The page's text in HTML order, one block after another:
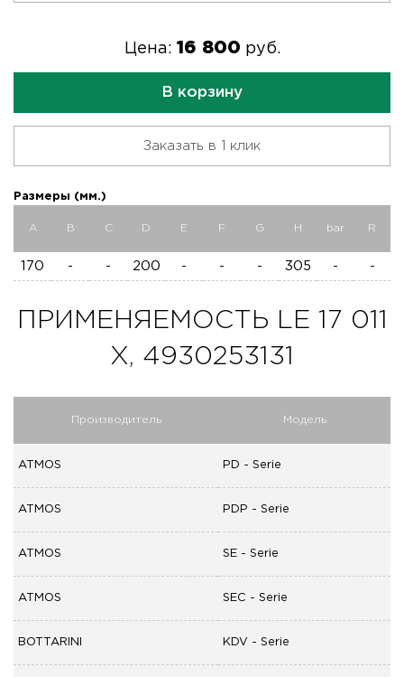
Цена: 16 800 руб.
В корзину
Заказать в 1 клик
Размеры (мм.)
A B C D E F G H bar R
170 - - 200 - - - 305 - -
ПРИМЕНЯЕМОСТЬ LE 17 011
X, 4930253131
Производитель Модель
ATMOS PD - Serie
ATMOS PDP - Serie
ATMOS SE - Serie
ATMOS SEC - Serie
BOTTARINI KDV - Serie